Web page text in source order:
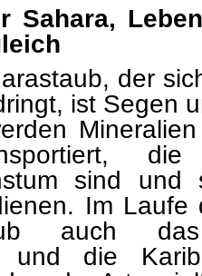
der
ist Segen
sind und
Im
auch das
und die
zu der